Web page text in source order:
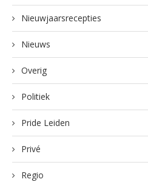
Nieuwjaarsrecepties
Nieuws
Overig
Politiek
Pride Leiden
Privé
Regio